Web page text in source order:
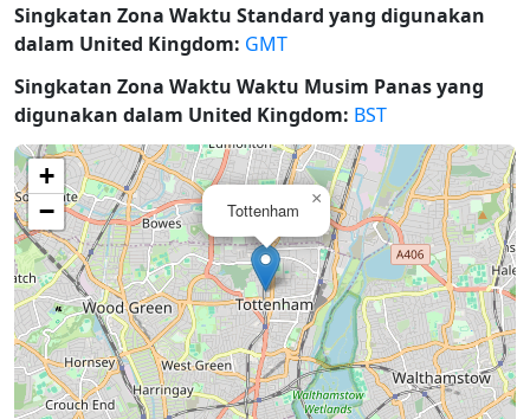
Singkatan Zona Waktu Standard yang digunakan
dalam United Kingdom: GMT
Singkatan Zona Waktu Waktu Musim Panas yang
digunakan dalam United Kingdom: BST
Tottenham
×
+
−